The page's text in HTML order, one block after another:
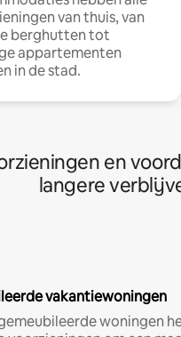
van thuis, van
berghutten tot
appartementen
in de stad.
en
langere
vakantiewoningen
woningen